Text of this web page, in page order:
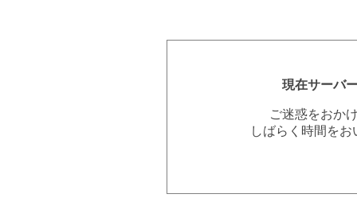
現在サーバ
ご迷惑をおか
しばらく時間を